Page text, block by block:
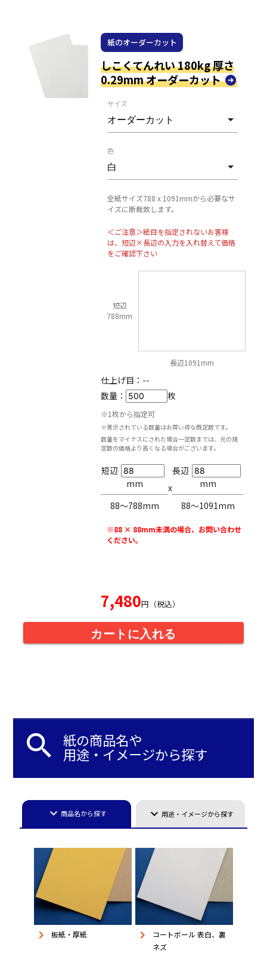
紙のオーダーカット
しこくてんれい 180kg 厚さ
0.29mm オーダーカット
サイズ
色
全紙サイズ788 x 1091mmから必要なサ
イズに断裁致します。
＜ご注意＞紙目を指定されないお客様
は、短辺×長辺の入力を入れ替えて価格
をご確認下さい
短辺
788mm
長辺1091mm
仕上げ目： --
数量：
枚
※1枚から指定可
※表示されている数量はお買い得な既定数です。
数量をマイナスにされた場合一定数までは、元の規
定数の価格より高くなる場合がございます。
短辺
mm
88〜788mm
x
長辺
mm
88〜1091mm
※88 × 88mm未満の場合、お問い合わせ
ください。
7,480円（税込）
カートに入れる
search 紙の商品名や
用途・イメージから探す
keyboard_arrow_down 商品名から探す keyboard_arrow_down用途・イメージから探す
keyboard_arrow_right 板紙・厚紙 keyboard_arrow_right
コートボール 表白、裏
ネズ